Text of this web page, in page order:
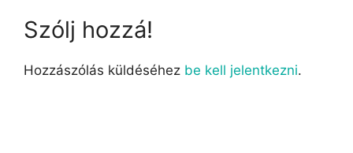
Szólj hozzá!
Hozzászólás küldéséhez be kell jelentkezni.